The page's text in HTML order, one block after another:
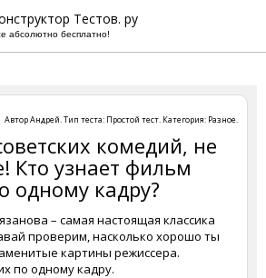
Тестов. ру
абсолютно бесплатно!
АвторАндрей. Тип теста: Простой тест. Категория: Разное.
комедий, не
Кто узнает фильм
одному кадру?
– самая настоящая классика
проверим, насколько хорошо ты
картины режиссера.
по одному кадру.